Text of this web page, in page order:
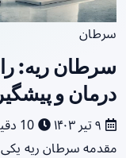
سرطان
سرطان ریه:
درمان و
مقدمه سرطان ریه یکی